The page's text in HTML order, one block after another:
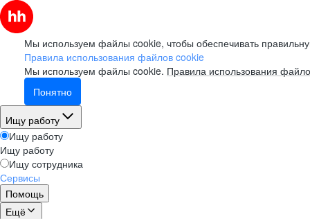
Мы используем файлы cookie, чтобы обеспечивать
Правила использования файлов cookie
Мы используем файлы cookie. Правила использования
Понятно
Ищу работу
Ищу работу
Ищу работу
Ищу сотрудника
Сервисы
Помощь
Ещё